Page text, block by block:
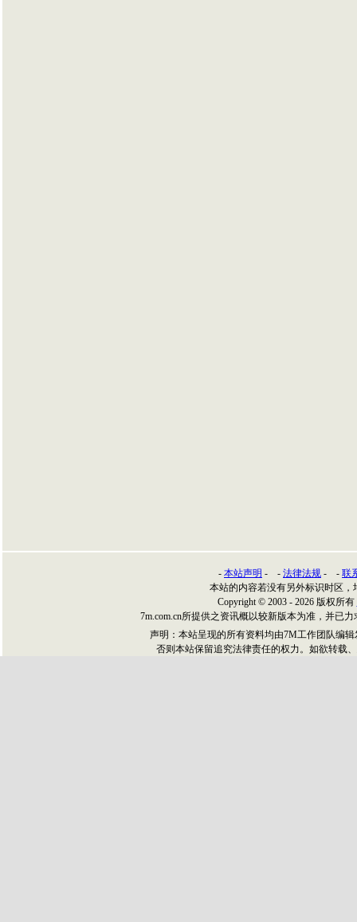
- 本站声明 - - 法律法规 - - 联
本站的内容若没有另外标识时区，
Copyright © 2003 - 2026 版权所有
7m.com.cn所提供之资讯概以较新版本为准，并已
声明：本站呈现的所有资料均由7M工作团队编
否则本站保留追究法律责任的权力。如欲转载